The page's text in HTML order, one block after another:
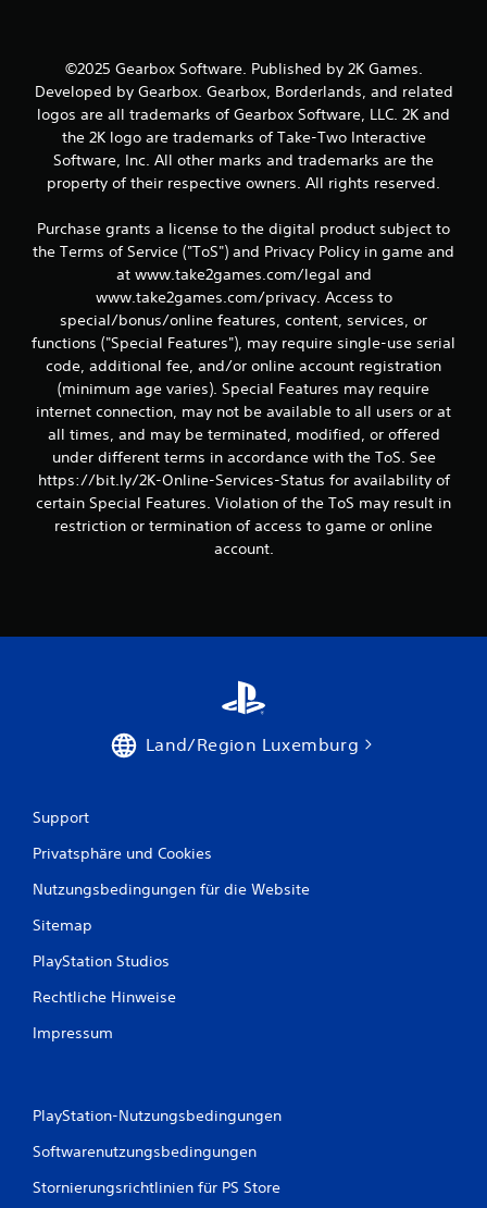
r
n
e
a
s
1
6
6
B
©2025 Gearbox Software. Published by 2K Games.
Developed by Gearbox. Gearbox, Borderlands, and related
logos are all trademarks of Gearbox Software, LLC. 2K and
the 2K logo are trademarks of Take-Two Interactive
Software, Inc. All other marks and trademarks are the
property of their respective owners. All rights reserved.
Purchase grants a license to the digital product subject to
the Terms of Service ("ToS") and Privacy Policy in game and
at www.take2games.com/legal and
www.take2games.com/privacy. Access to
special/bonus/online features, content, services, or
functions ("Special Features"), may require single-use serial
code, additional fee, and/or online account registration
(minimum age varies). Special Features may require
internet connection, may not be available to all users or at
all times, and may be terminated, modified, or offered
under different terms in accordance with the ToS. See
https://bit.ly/2K-Online-Services-Status for availability of
certain Special Features. Violation of the ToS may result in
restriction or termination of access to game or online
account.
Land/Region Luxemburg
Support
Privatsphäre und Cookies
Nutzungsbedingungen für die Website
Sitemap
PlayStation Studios
Rechtliche Hinweise
Impressum
PlayStation-Nutzungsbedingungen
Softwarenutzungsbedingungen
Stornierungsrichtlinien für PS Store